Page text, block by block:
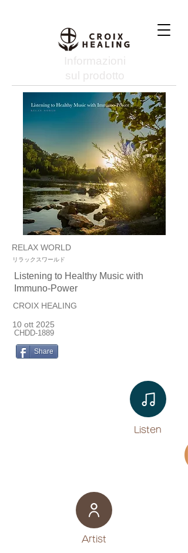
Informazioni
sul prodotto
RELAX WORLD
リラックスワールド
Listening to Healthy Music with
Immuno-Power
CROIX HEALING
10 ott 2025
CHDD-1889
Share
Listen​
​Artist